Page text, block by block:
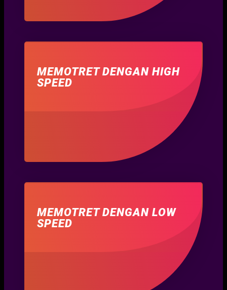
MEMOTRET DENGAN HIGH
SPEED
MEMOTRET DENGAN LOW
SPEED